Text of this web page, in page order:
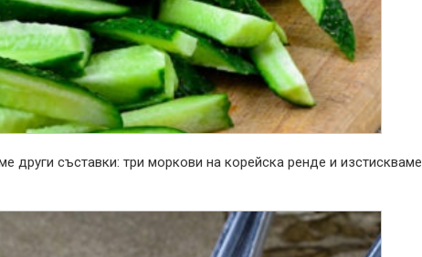
други съставки: три моркови на корейска ренде и изстискваме